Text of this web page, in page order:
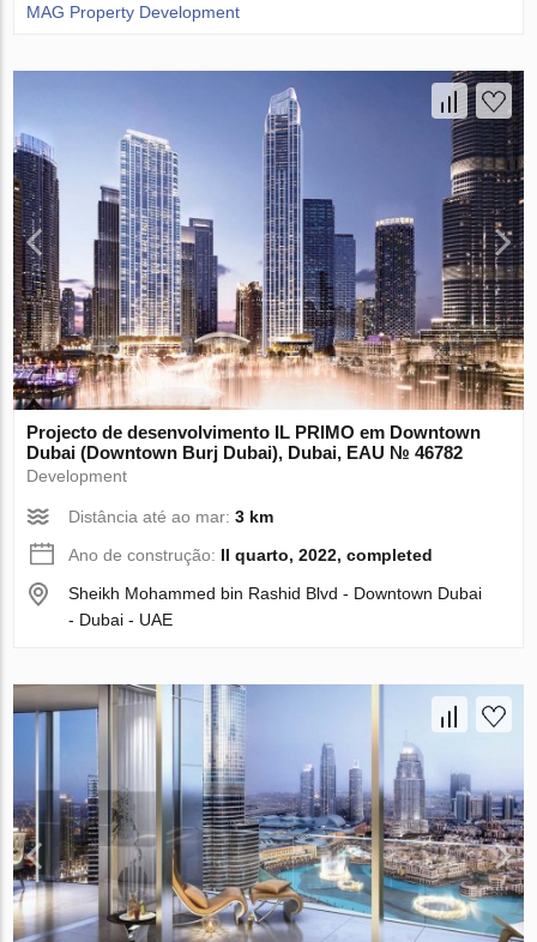
MAG Property Development
Projecto de desenvolvimento IL PRIMO em Downtown
Dubai (Downtown Burj Dubai), Dubai, EAU № 46782
Development
Distância até ao mar:3 km
Ano de construção: II quarto, 2022, completed
Sheikh Mohammed bin Rashid Blvd - Downtown Dubai
- Dubai - UAE